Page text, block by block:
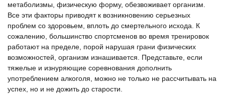
метаболизмы, физическую форму, обезвоживает организм.
Все эти факторы приводят к возникновению серьезных
проблем со здоровьем, вплоть до смертельного исхода. К
сожалению, большинство спортсменов во время тренировок
работают на пределе, порой нарушая грани физических
возможностей, организм изнашивается. Представьте, если
тяжелые и изнуряющие соревнования дополнить
употреблением алкоголя, можно не только не рассчитывать на
успех, но и не дожить до старости.